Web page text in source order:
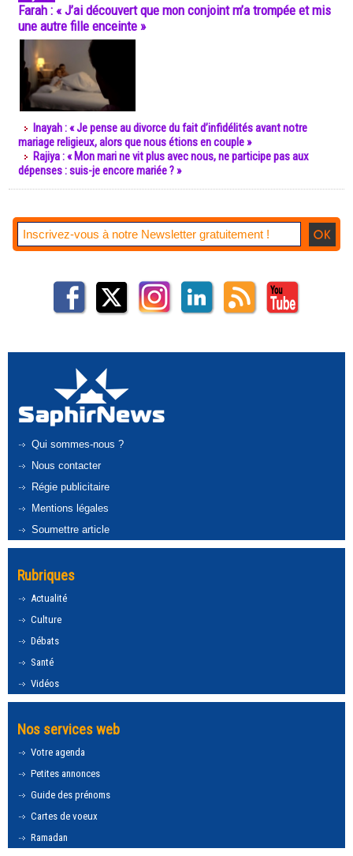
Farah : « J’ai découvert que mon conjoint m’a trompée et mis
une autre fille enceinte »
Inayah : « Je pense au divorce du fait d’infidélités avant notre
mariage religieux, alors que nous étions en couple »
Rajiya : « Mon mari ne vit plus avec nous, ne participe pas aux
dépenses : suis-je encore mariée ? »
Qui sommes-nous ?
Nous contacter
Régie publicitaire
Mentions légales
Soumettre article
Rubriques
Actualité
Culture
Débats
Santé
Vidéos
Nos services web
Votre agenda
Petites annonces
Guide des prénoms
Cartes de voeux
Ramadan